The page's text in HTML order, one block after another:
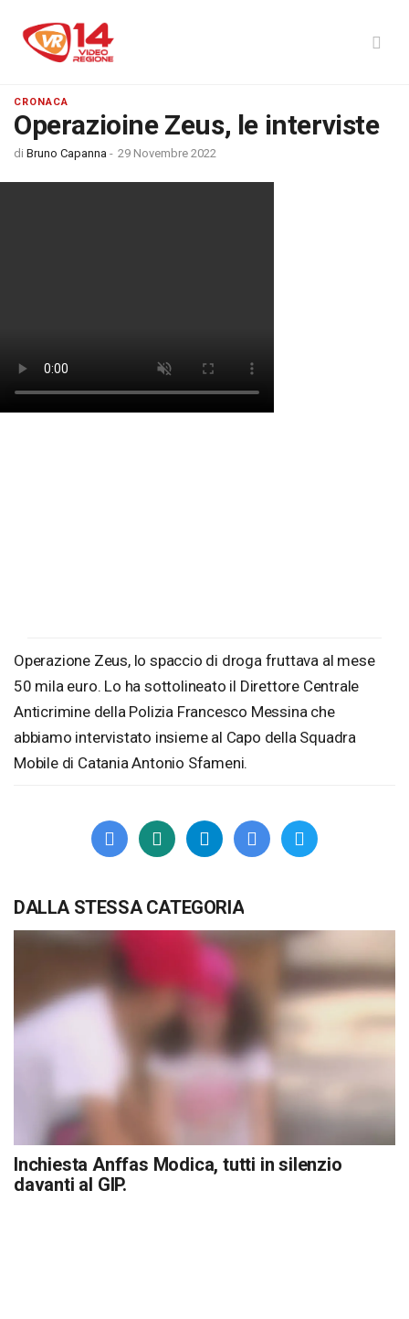
CRONACA
Operazioine Zeus, le interviste
di Bruno Capanna - 29 Novembre 2022
Operazione Zeus, lo spaccio di droga fruttava al mese
50 mila euro. Lo ha sottolineato il Direttore Centrale
Anticrimine della Polizia Francesco Messina che
abbiamo intervistato insieme al Capo della Squadra
Mobile di Catania Antonio Sfameni.
DALLA STESSA CATEGORIA
Inchiesta Anffas Modica, tutti in silenzio
davanti al GIP.